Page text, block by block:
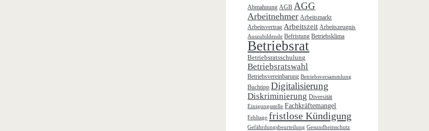
Abmahnung AGB AGG
Arbeitnehmer Arbeitsmarkt
Arbeitsvertrag Arbeitszeit Arbeitszeugnis
Auszubildende Befristung Betriebsklima
Betriebsrat
Betriebsratsschulung
Betriebsratswahl
Betriebsvereinbarung Betriebsversammlung
Buchtipp Digitalisierung
Diskriminierung Diversität
Einigungsstelle Fachkräftemangel
Fehltage fristlose Kündigung
Gefährdungsbeurteilung Gesundheitsschutz